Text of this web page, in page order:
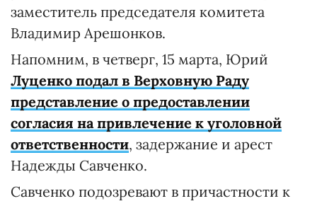
заместитель председателя комитета
Владимир Арешонков.
Напомним, в четверг, 15 марта, Юрий
Луценко подал в Верховную Раду
представление о предоставлении
согласия на привлечение к уголовной
ответственности, задержание и арест
Надежды Савченко.
Савченко подозревают в причастности к